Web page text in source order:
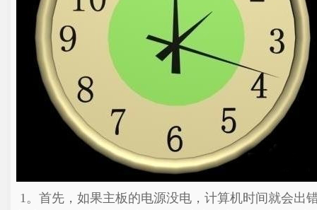
1。首先，如果主板的电源没电，计算机时间就会出